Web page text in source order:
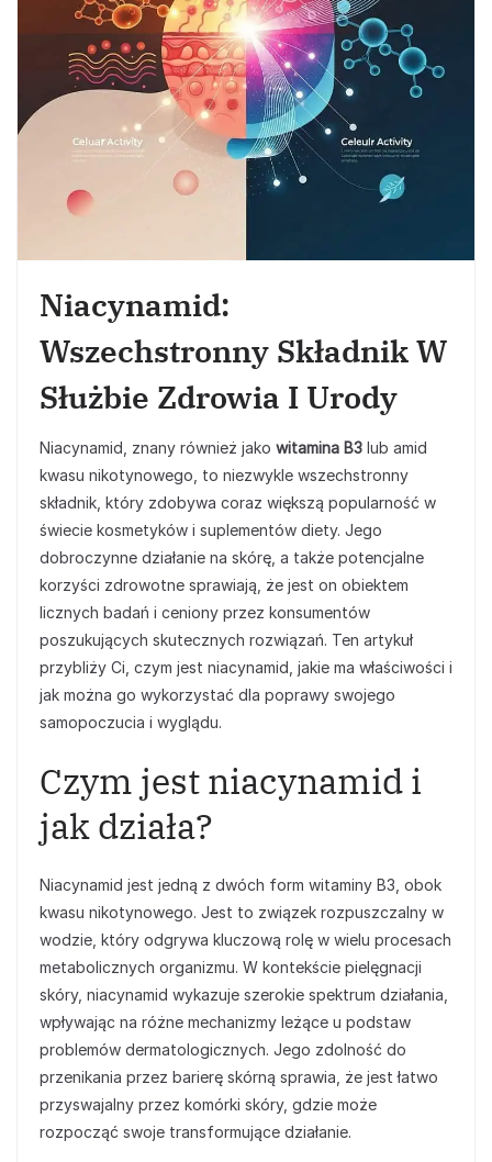
Niacynamid:
Wszechstronny Składnik W
Służbie Zdrowia I Urody
Niacynamid, znany również jako witamina B3 lub amid
kwasu nikotynowego, to niezwykle wszechstronny
składnik, który zdobywa coraz większą popularność w
świecie kosmetyków i suplementów diety. Jego
dobroczynne działanie na skórę, a także potencjalne
korzyści zdrowotne sprawiają, że jest on obiektem
licznych badań i ceniony przez konsumentów
poszukujących skutecznych rozwiązań. Ten artykuł
przybliży Ci, czym jest niacynamid, jakie ma właściwości i
jak można go wykorzystać dla poprawy swojego
samopoczucia i wyglądu.
Czym jest niacynamid i
jak działa?
Niacynamid jest jedną z dwóch form witaminy B3, obok
kwasu nikotynowego. Jest to związek rozpuszczalny w
wodzie, który odgrywa kluczową rolę w wielu procesach
metabolicznych organizmu. W kontekście pielęgnacji
skóry, niacynamid wykazuje szerokie spektrum działania,
wpływając na różne mechanizmy leżące u podstaw
problemów dermatologicznych. Jego zdolność do
przenikania przez barierę skórną sprawia, że jest łatwo
przyswajalny przez komórki skóry, gdzie może
rozpocząć swoje transformujące działanie.